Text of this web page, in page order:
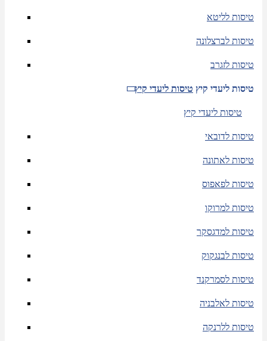
טיסות לליטא
טיסות לברצלונה
טיסות לזגרב
טיסות ליעדי קיץ טיסות ליעדי קיץ
טיסות ליעדי קיץ
טיסות לדובאי
טיסות לאתונה
טיסות לפאפוס
טיסות למרוקו
טיסות למדגסקר
טיסות לבנגקוק
טיסות לסמרקנד
טיסות לאלבניה
טיסות ללרנקה